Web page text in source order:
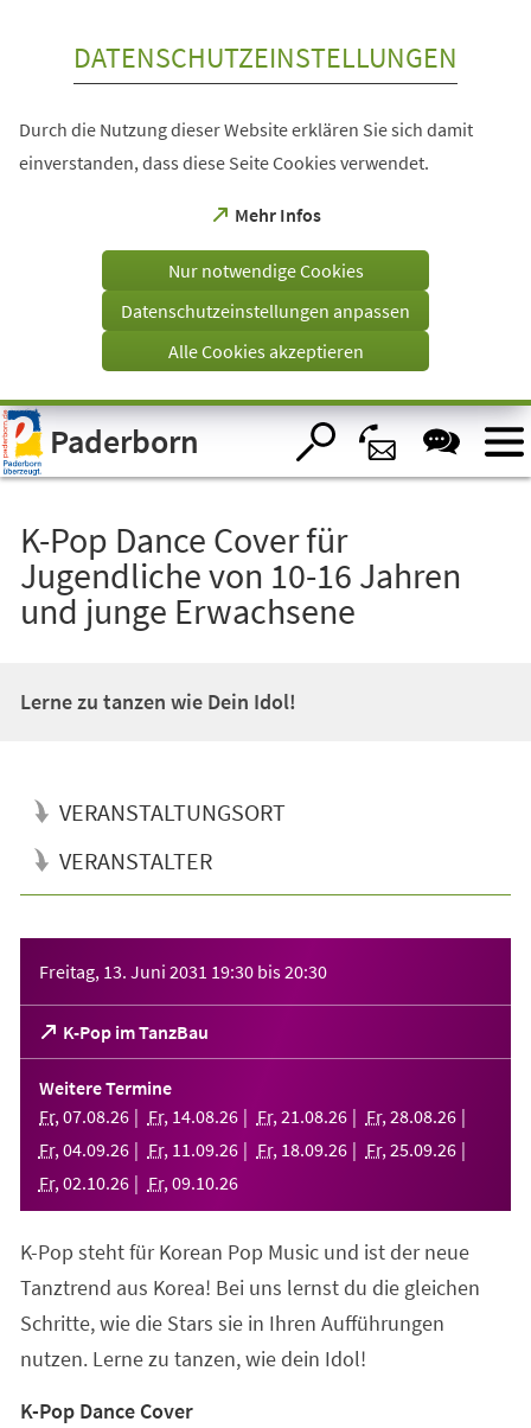
Visuelle
Assistenzsoftware
öffnen.
DATENSCHUTZEINSTELLUNGEN
Durch die Nutzung dieser Website erklären Sie sich damit
einverstanden, dass diese Seite Cookies verwendet.
Mehr Infos
(Öffnet
einem
Tab)
Nur notwendige Cookies
Datenschutzeinstellungen anpassen
Alle Cookies akzeptieren
Paderborn
K-Pop Dance Cover für
Jugendliche von 10-16 Jahren
und junge Erwachsene
Lerne zu tanzen wie Dein Idol!
VERANSTALTUNGSORT
VERANSTALTER
Freitag, 13. Juni 2031 19:30 bis20:30
K-Pop im TanzBau
(Öffnet
in
einem
neuen
Tab)
Weitere Termine
Fr, 07.08.26 Fr, 14.08.26 Fr, 21 .08.26 Fr, 28.08.26
Fr, 04.09.26 Fr, 11 .09.26 Fr, 18.09.26 Fr, 25.09.26
Fr, 02.10.26 Fr, 09.10.26
K-Pop steht für Korean Pop Music und ist der neue
Tanztrend aus Korea! Bei uns lernst du die gleichen
Schritte, wie die Stars sie in Ihren Aufführungen
nutzen. Lerne zu tanzen, wie dein Idol!
K-Pop Dance Cover